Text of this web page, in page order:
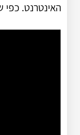
האינטרנט. כפי